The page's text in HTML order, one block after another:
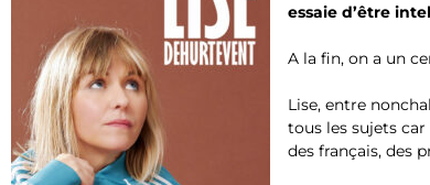
essaie d’être
A la fin, on a un
Lise, entre
tous les sujets
des français, des